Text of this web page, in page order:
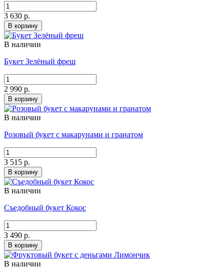
3 630 р.
В корзину
В наличии
Букет Зелёный фреш
2 990 р.
В корзину
В наличии
Розовый букет с макарунами и гранатом
3 515 р.
В корзину
В наличии
Съедобный букет Кокос
3 490 р.
В корзину
В наличии